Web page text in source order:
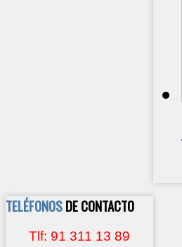
TELÉFONOSDE CONTACTO
Tlf: 91 311 13 89